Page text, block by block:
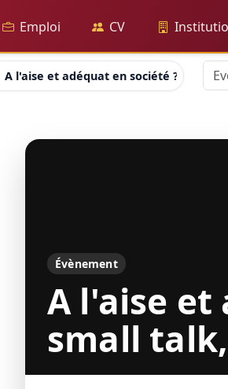
Emploi CV
A l'aise et adéquat en société ? - small
Évènement
A l'aise et
small